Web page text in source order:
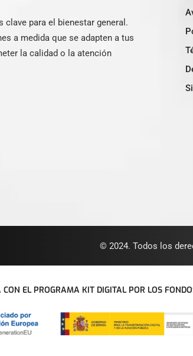
clave para el bienestar general.
a medida que se adapten a tus
la calidad o la atención
© 2024. Todos los
EL PROGRAMA KIT DIGITAL POR LOS